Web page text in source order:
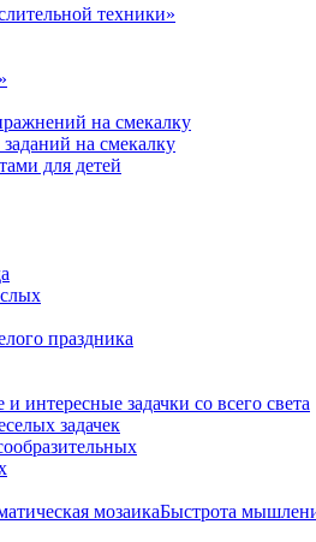
техники»
на смекалку
на смекалку
для детей
праздника
интересные задачки со всего света
задачек
мозаикаБыстрота